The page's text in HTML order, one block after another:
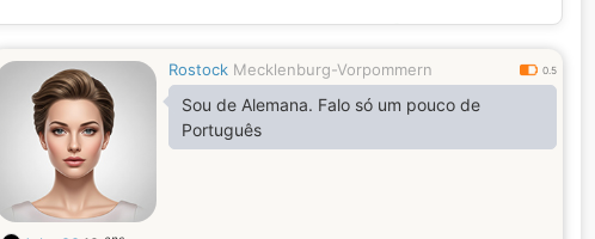
💕
Rostock Mecklenburg-Vorpommern 0.5
Sou de Alemana. Falo só um pouco de
Português